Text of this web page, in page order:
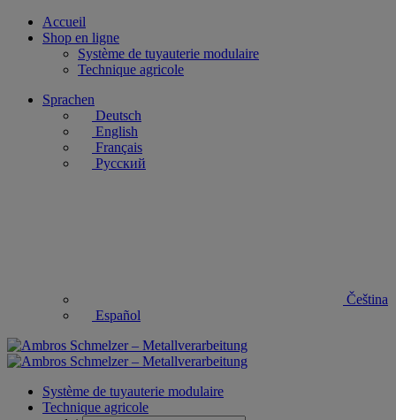
Accueil
Shop en ligne
Système de tuyauterie modulaire
Technique agricole
Sprachen
Deutsch
English
Français
Русский
Čeština
Español
Système de tuyauterie modulaire
Technique agricole